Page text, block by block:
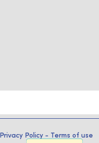
Privacy Policy - Terms of use